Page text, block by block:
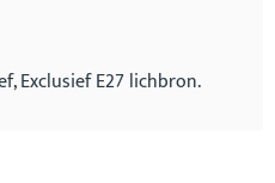
Exclusief E27 lichbron.